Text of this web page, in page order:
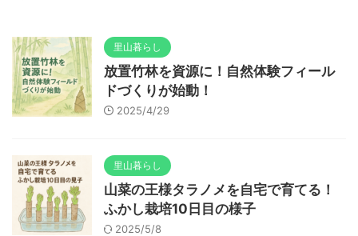
里山暮らし
放置竹林を資源に！自然体験フィール
ドづくりが始動！
2025/4/29
里山暮らし
山菜の王様タラノメを自宅で育てる！
ふかし栽培10日目の様子
2025/5/8